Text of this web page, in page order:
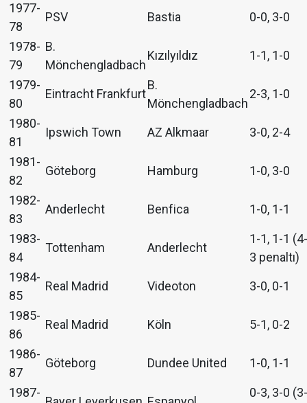
1977-
78
PSV Bastia 0-0, 3-0
1978-
79
B.
Mönchengladbach
Kızılyıldız 1-1, 1-0
1979-
80
Eintracht Frankfurt
B.
Mönchengladbach
2-3, 1-0
1980-
81
Ipswich Town AZ Alkmaar 3-0, 2-4
1981-
82
Göteborg Hamburg 1-0, 3-0
1982-
83
Anderlecht Benfica 1-0, 1-1
1983-
84
Tottenham Anderlecht
1-1, 1-1 (4-
3 penaltı)
1984-
85
Real Madrid Videoton 3-0, 0-1
1985-
86
Real Madrid Köln 5-1, 0-2
1986-
87
Göteborg Dundee United 1-0, 1-1
1987- 0-3, 3-0 (3-